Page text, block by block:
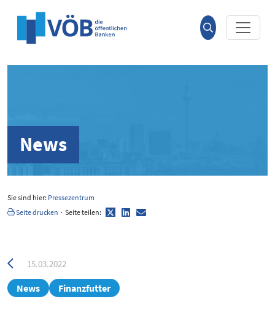
Suche
öffnen
News
Sie sind hier: Pressezentrum
Seite drucken · Seite teilen: TwitterLinkedIn
E-
Mail
Zurück
zur
15.03.2022
News Finanzfutter